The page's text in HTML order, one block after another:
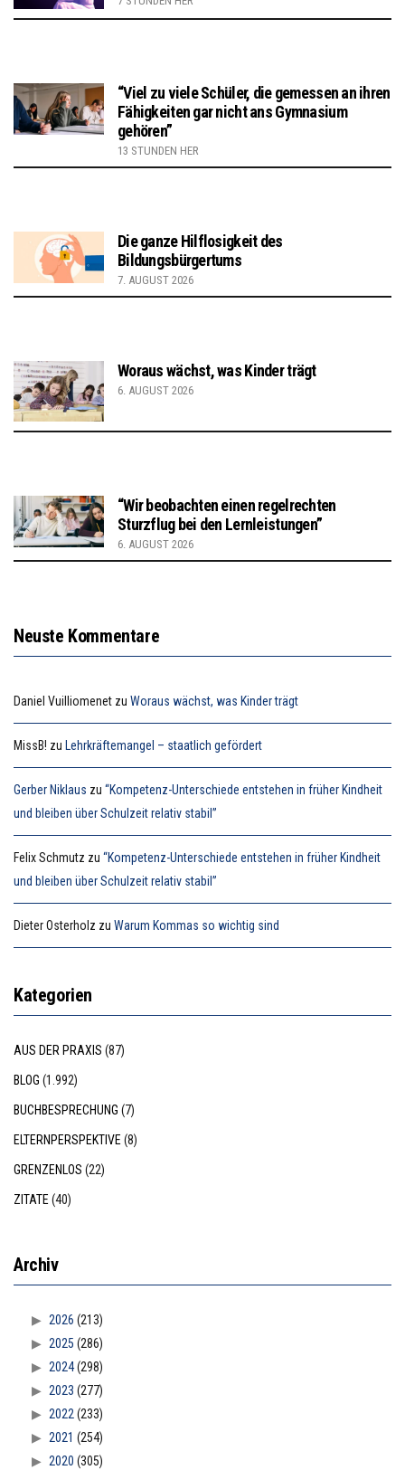
“Viel zu viele Schüler, die gemessen an ihren
Fähigkeiten gar nicht ans Gymnasium
gehören”
13 STUNDEN HER
Die ganze Hilflosigkeit des
Bildungsbürgertums
7. AUGUST 2026
Woraus wächst, was Kinder trägt
6. AUGUST 2026
“Wir beobachten einen regelrechten
Sturzflug bei den Lernleistungen”
6. AUGUST 2026
Neuste Kommentare
Daniel Vuilliomenet zu Woraus wächst, was Kinder trägt
MissB! zu Lehrkräftemangel – staatlich gefördert
Gerber Niklaus zu “Kompetenz-Unterschiede entstehen in früher Kindheit
und bleiben über Schulzeit relativ stabil”
Felix Schmutz zu “Kompetenz-Unterschiede entstehen in früher Kindheit
und bleiben über Schulzeit relativ stabil”
Dieter Osterholz zu Warum Kommas so wichtig sind
Kategorien
AUS DER PRAXIS (87)
BLOG (1.992)
BUCHBESPRECHUNG (7)
ELTERNPERSPEKTIVE(8)
GRENZENLOS (22)
ZITATE(40)
Archiv
2026 (213)
2025 (286)
2024(298)
2023 (277)
2022(233)
2021 (254)
2020 (305)